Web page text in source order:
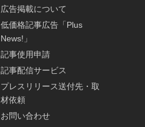
広告掲載について
低価格記事広告「Plus
News!」
記事使用申請
記事配信サービス
プレスリリース送付先・取
材依頼
お問い合わせ